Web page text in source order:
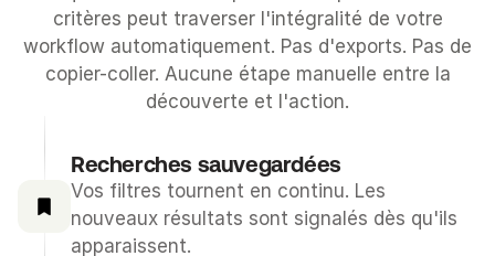
critères peut traverser l'intégralité de votre
workflow automatiquement. Pas d'exports. Pas de
copier-coller. Aucune étape manuelle entre la
découverte et l'action.
Recherches sauvegardées
Vos filtres tournent en continu. Les
nouveaux résultats sont signalés dès qu'ils
apparaissent.